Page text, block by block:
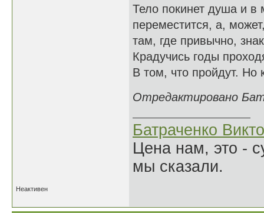
Тело покинет душа и в
переместится, а,
там, где привычно,
Крадучись годы
В том, что пройдут. Но
Отредактировано
Батраченко
Цена нам, это -
мы сказали.
Неактивен